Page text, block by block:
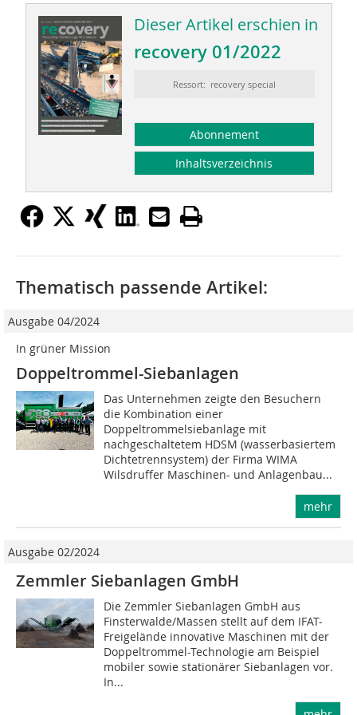
Dieser Artikel erschien in
recovery 01/2022
Ressort: recovery special
Abonnement
Inhaltsverzeichnis
Thematisch passende Artikel:
Ausgabe 04/2024
In grüner Mission
Doppeltrommel-Siebanlagen
Das Unternehmen zeigte den Besuchern
die Kombination einer
Doppeltrommelsiebanlage mit
nachgeschaltetem HDSM (wasserbasiertem
Dichtetrennsystem) der Firma WIMA
Wilsdruffer Maschinen- und Anlagenbau...
mehr
Ausgabe 02/2024
Zemmler Siebanlagen GmbH
Die Zemmler Siebanlagen GmbH aus
Finsterwalde/Massen stellt auf dem IFAT-
Freigelände innovative Maschinen mit der
Doppeltrommel-Technologie am Beispiel
mobiler sowie stationärer Siebanlagen vor.
In...